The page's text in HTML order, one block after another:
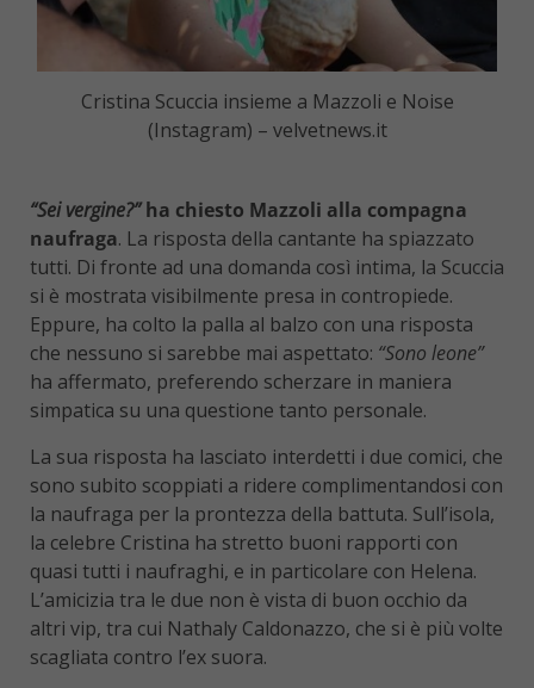
Cristina Scuccia insieme a Mazzoli e Noise
(Instagram) – velvetnews.it
“Sei vergine?”ha chiesto Mazzoli alla compagna
naufraga. La risposta della cantante ha spiazzato
tutti. Di fronte ad una domanda così intima, la Scuccia
si è mostrata visibilmente presa in contropiede.
Eppure, ha colto la palla al balzo con una risposta
che nessuno si sarebbe mai aspettato: “Sono leone”
ha affermato, preferendo scherzare in maniera
simpatica su una questione tanto personale.
La sua risposta ha lasciato interdetti i due comici, che
sono subito scoppiati a ridere complimentandosi con
la naufraga per la prontezza della battuta. Sull’isola,
la celebre Cristina ha stretto buoni rapporti con
quasi tutti i naufraghi, e in particolare con Helena.
L’amicizia tra le due non è vista di buon occhio da
altri vip, tra cui Nathaly Caldonazzo, che si è più volte
scagliata contro l’ex suora.